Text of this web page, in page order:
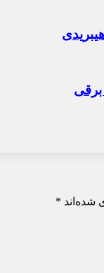
شده‌اند *